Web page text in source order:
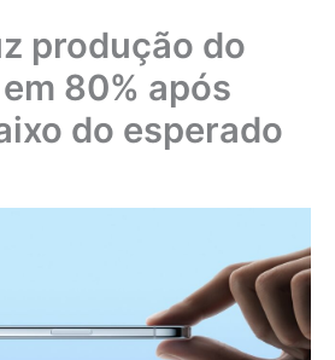
produção do
80% após
do esperado